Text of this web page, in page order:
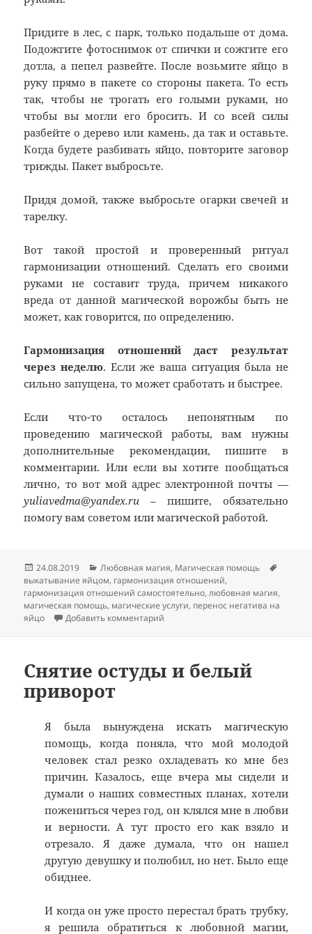
Придите в лес, с парк, только подальше от дома.
Подожгите фотоснимок от спички и сожгите его
дотла, а пепел развейте. После возьмите яйцо в
руку прямо в пакете со стороны пакета. То есть
так, чтобы не трогать его голыми руками, но
чтобы вы могли его бросить. И со всей силы
разбейте о дерево или камень, да так и оставьте.
Когда будете разбивать яйцо, повторите заговор
трижды. Пакет выбросьте.
Придя домой, также выбросьте огарки свечей и
тарелку.
Вот такой простой и проверенный ритуал
гармонизации отношений. Сделать его своими
руками не составит труда, причем никакого
вреда от данной магической ворожбы быть не
может, как говорится, по определению.
Гармонизация отношений даст результат
через неделю. Если же ваша ситуация была не
сильно запущена, то может сработать и быстрее.
Если что-то осталось непонятным по
проведению магической работы, вам нужны
дополнительные рекомендации, пишите в
комментарии. Или если вы хотите пообщаться
лично, то вот мой адрес электронной почты —
yuliavedma@yandex.ru – пишите, обязательно
помогу вам советом или магической работой.
Опубликовано
24.08.2019 Рубрики
Любовная магия, Магическая помощь
выкатывание яйцом, гармонизация отношений,
гармонизация отношений самостоятельно,любовная магия,
магическая помощь, магические услуги, перенос негатива на
яйцо
Добавить комментарий
Снятие остуды и белый
приворот
Я была вынуждена искать магическую
помощь, когда поняла, что мой молодой
человек стал резко охладевать ко мне без
причин. Казалось, еще вчера мы сидели и
думали о наших совместных планах, хотели
пожениться через год, он клялся мне в любви
и верности. А тут просто его как взяло и
отрезало. Я даже думала, что он нашел
другую девушку и полюбил, но нет. Было еще
обиднее.
И когда он уже просто перестал брать трубку,
я решила обратиться к любовной магии,